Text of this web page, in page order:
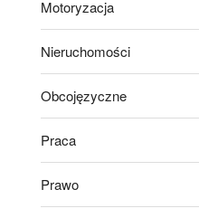
Motoryzacja
Nieruchomości
Obcojęzyczne
Praca
Prawo